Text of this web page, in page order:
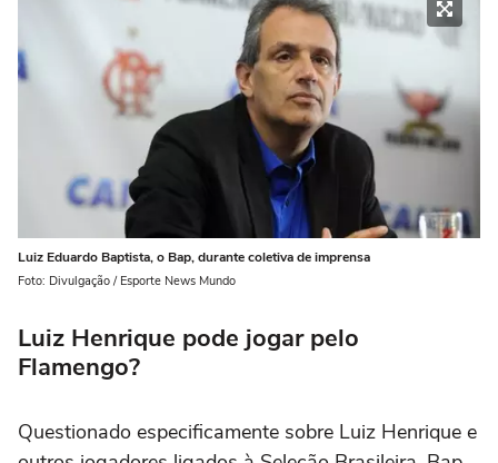
Luiz Eduardo Baptista, o Bap, durante coletiva de imprensa
Foto: Divulgação / Esporte News Mundo
Luiz Henrique pode jogar pelo
Flamengo?
Questionado especificamente sobre Luiz Henrique e